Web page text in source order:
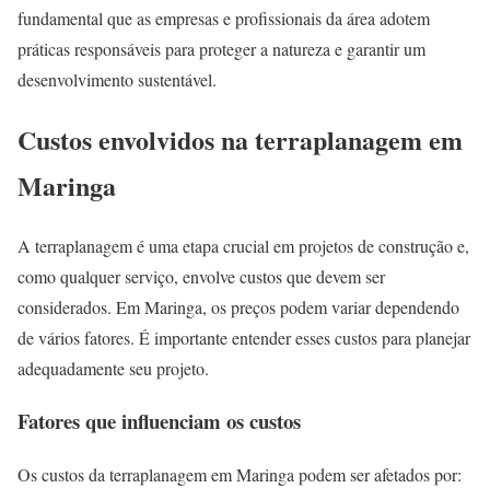
fundamental que as empresas e profissionais da área adotem
práticas responsáveis para proteger a natureza e garantir um
desenvolvimento sustentável.
Custos envolvidos na terraplanagem em
Maringa
A terraplanagem é uma etapa crucial em projetos de construção e,
como qualquer serviço, envolve custos que devem ser
considerados. Em Maringa, os preços podem variar dependendo
de vários fatores. É importante entender esses custos para planejar
adequadamente seu projeto.
Fatores que influenciam os custos
Os custos da terraplanagem em Maringa podem ser afetados por: